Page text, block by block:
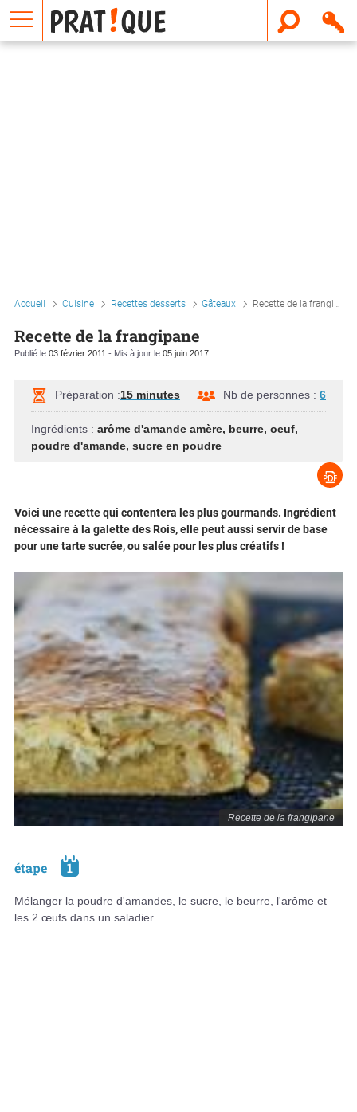
Accueil Cuisine Recettes desserts Gâteaux Recette de la frangipane
Recette de la frangipane
Publié le 03 février 2011 - Mis à jour le 05 juin 2017
Préparation :15 minutes Nb de personnes : 6
Ingrédients : arôme d'amande amère, beurre, oeuf,
poudre d'amande, sucre en poudre
Recette de la frangipane
Voici une recette qui contentera les plus gourmands. Ingrédient
nécessaire à la galette des Rois, elle peut aussi servir de base
pour une tarte sucrée, ou salée pour les plus créatifs !
étape 1
Mélanger la poudre d'amandes, le sucre, le beurre, l'arôme et
les 2 œufs dans un saladier.
E
m
a